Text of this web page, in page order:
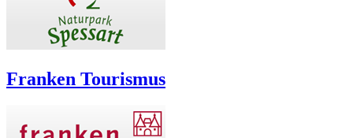
Franken Tourismus